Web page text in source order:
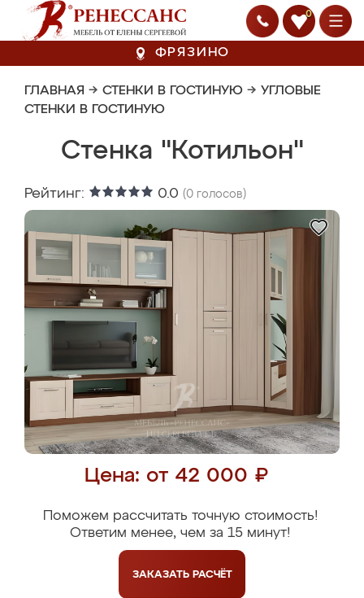
0
ФРЯЗИНО
ГЛАВНАЯ → СТЕНКИ В ГОСТИНУЮ → УГЛОВЫЕ
СТЕНКИ В ГОСТИНУЮ
Стенка "Котильон"
Рейтинг: 0.0 (0 голосов)
Цена: от 42 000 ₽
Поможем рассчитать точную стоимость!
Ответим менее, чем за 15 минут!
ЗАКАЗАТЬ РАСЧЁТ